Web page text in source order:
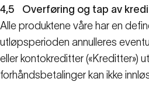
4,5
Overføring og tap av
Alle produktene våre har en
utløpsperioden annulleres
eller kontokreditter («Kreditter»)
forhåndsbetalinger kan ikke